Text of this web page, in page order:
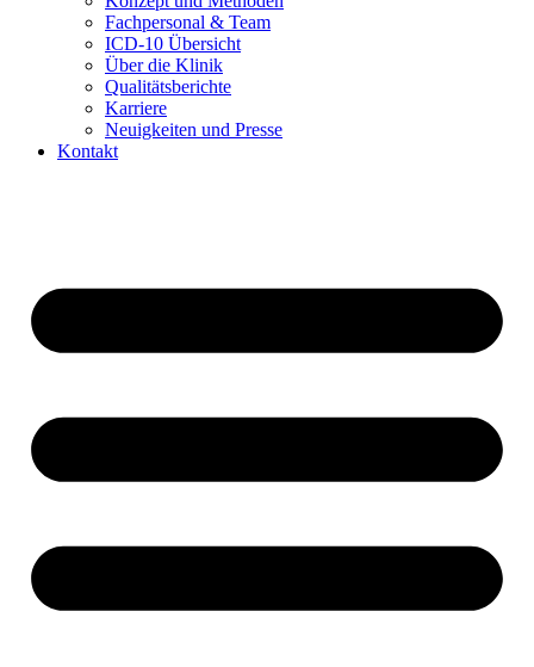
Fachpersonal & Team
ICD-10 Übersicht
Über die Klinik
Qualitätsberichte
Karriere
Neuigkeiten und Presse​
Kontakt